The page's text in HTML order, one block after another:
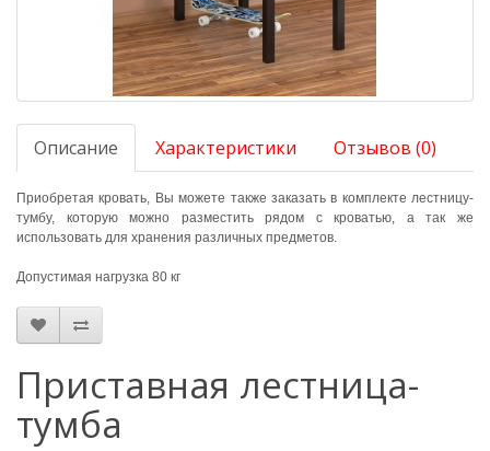
Описание Характеристики Отзывов (0)
Приобретая кровать, Вы можете также заказать в комплекте лестницу-
тумбу, которую можно разместить рядом с кроватью, а так же
использовать для хранения различных предметов.
Допустимая нагрузка 80 кг
Приставная лестница-
тумба